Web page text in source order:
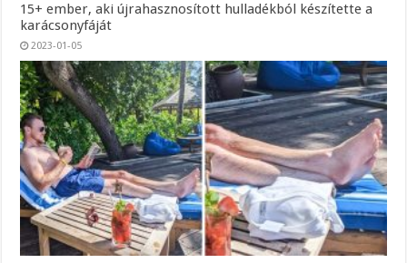
15+ ember, aki újrahasznosított hulladékból készítette a
karácsonyfáját
2023-01-05